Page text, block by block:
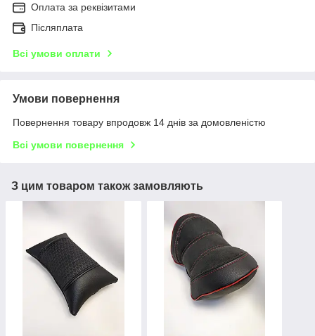
Оплата за реквізитами
Післяплата
Всі умови оплати
Умови повернення
Повернення товару впродовж 14 днів за домовленістю
Всі умови повернення
З цим товаром також замовляють